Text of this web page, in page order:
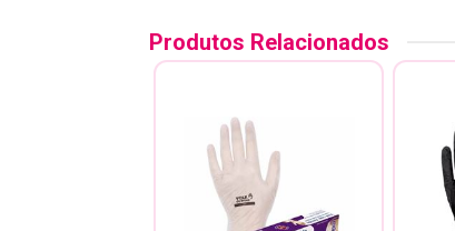
Produtos Relacionados